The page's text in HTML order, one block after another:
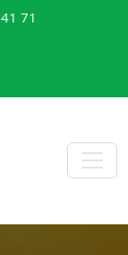
71